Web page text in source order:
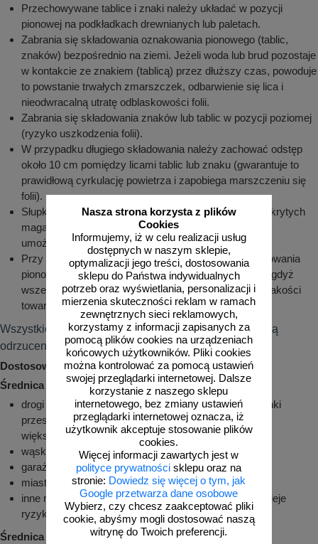
Nasza strona korzysta z plików
Cookies
Informujemy, iż w celu realizacji usług
dostępnych w naszym sklepie,
optymalizacji jego treści, dostosowania
sklepu do Państwa indywidualnych
potrzeb oraz wyświetlania, personalizacji i
mierzenia skuteczności reklam w ramach
zewnętrznych sieci reklamowych,
korzystamy z informacji zapisanych za
pomocą plików cookies na urządzeniach
końcowych użytkowników. Pliki cookies
można kontrolować za pomocą ustawień
swojej przeglądarki internetowej. Dalsze
korzystanie z naszego sklepu
internetowego, bez zmiany ustawień
przeglądarki internetowej oznacza, iż
użytkownik akceptuje stosowanie plików
cookies.
Więcej informacji zawartych jest w
polityce prywatności sklepu oraz na
stronie: Dowiedz się więcej o tym, jak
Google przetwarza dane osobowe
Wybierz, czy chcesz zaakceptować pliki
cookie, abyśmy mogli dostosować naszą
witrynę do Twoich preferencji.
Przechowywane tablice i znaki należy układać w pozycji
pionowej na podkładkach drewnianych lub paletach.
Zabrania się składowania oznakowania pionowego (tablic,
znaków) bezpośrednio na ziemi. Jeżeli woda lub brud pozostaje
w kontakcie ze znakiem (tablicą) przez dłuższy czas, powoduje
to powstanie trwałych zmarszczek, odbarwienie się lica i
nieodwracalną utratę odblaskowości folii.
Zabrania się składowania znaków lub tablic w pozycji poziomej
(ryzyko uszkodzenia folii).
W przypadku długiego składowania należy zachować odstęp
około 10 cm pomiędzy licami tablic lub znaku (gwarantuje to
prawidłową cyrkulację powietrza i zapobiega marszczeniu się
folii).
Słupki, uchwyty i inne elementy przechowywane w odkrytych
magazynach składować w ażurowych pojemnikach
umożliwiających ściekanie wody.
Przy rozładunku i przechowywaniu elementów oznakowania
pionowego należy zachować szczególną ostrożność, gdyż
wszelkiego rodzaju zarysowania powodują obniżenie jakości
towaru.
Wszystkie odstępstwa od niniejszej instrukcji powodują
odrzucenie reklamacji.
Dostosowywanie wielkości znaku w myśl przepisów:
Średnica 40 cm:
drogi w obszarze zabudowanym, lecz tylko jeśli warunki
przestrzenne nie pozwalają na umieszczenie znaków
większych
wąskie uliczki zabytkowych miast
garaże podziemne, hale garażowe
miasteczka rowerowe dla dzieci
inne miejsca gdzie montaż znaku jest utrudniony i istnieje
ryzyko zahaczenia o niego przez pojazdy, osoby
Średnica 60cm: